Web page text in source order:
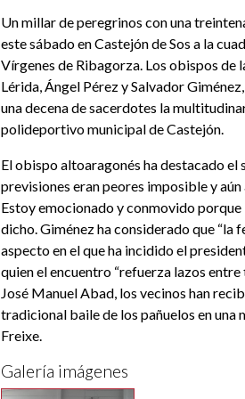
Un millar de peregrinos con una
este sábado en Castejón de Sos a la
Vírgenes de Ribagorza. Los obispos
Lérida, Ángel Pérez y Salvador
una decena de sacerdotes la
polideportivo municipal de Castejón.
El obispo altoaragonés ha destacado el
previsiones eran peores imposible y
Estoy emocionado y conmovido porque
dicho. Giménez ha considerado que “la
aspecto en el que ha incidido el
quien el encuentro “refuerza lazos
José Manuel Abad, los vecinos han
tradicional baile de los pañuelos en una
Freixe.
Galería imágenes